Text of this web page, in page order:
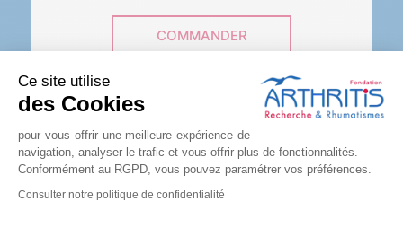
Ce site utilise
des Cookies
pour vous offrir une meilleure expérience de
navigation, analyser le trafic et vous offrir plus de fonctionnalités.
Conformément au RGPD, vous pouvez paramétrer vos préférences.
Consulter notre politique de confidentialité
COMMANDER